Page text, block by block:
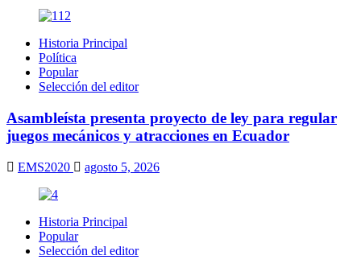
Historia Principal
Política
Popular
Selección del editor
Asambleísta presenta proyecto de ley para regular
juegos mecánicos y atracciones en Ecuador
EMS2020 agosto 5, 2026
Historia Principal
Popular
Selección del editor